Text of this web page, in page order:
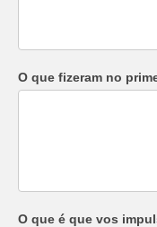
O que fizeram no
O que é que vos